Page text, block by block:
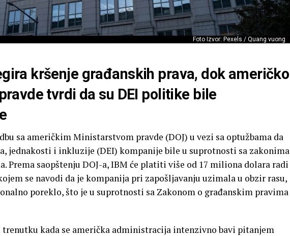
Foto Izvor: Pexels / Quang vuong
kršenje građanskih prava, dok američko
tvrdi da su DEI politike bile
sa američkim Ministarstvom pravde (DOJ) u vezi sa optužbama da
jednakosti i inkluzije (DEI) kompanije bile u suprotnosti sa zakonima
Prema saopštenju DOJ-a, IBM će platiti više od 17 miliona dolara radi
se navodi da je kompanija pri zapošljavanju uzimala u obzir rasu,
poreklo, što je u suprotnosti sa Zakonom o građanskim pravima
trenutku kada se američka administracija intenzivno bavi pitanjem